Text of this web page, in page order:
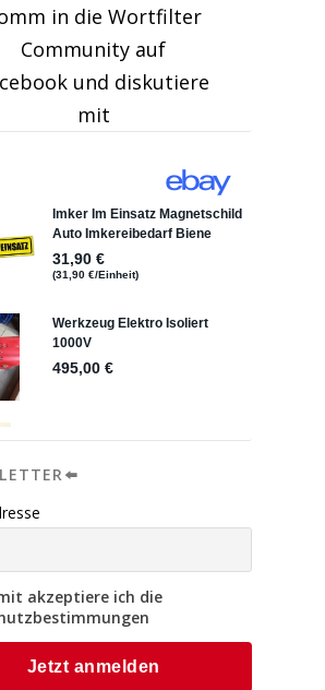
in die Wortfilter
Community auf
und diskutiere
mit
akzeptiere ich die